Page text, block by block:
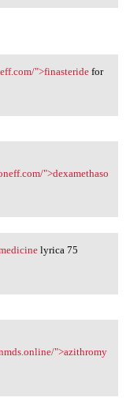
">finasteridefor
">dexamethaso
lyrica 75
">azithromy